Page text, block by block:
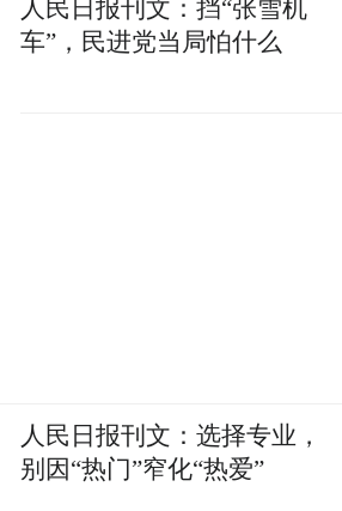
人民日报刊文：挡“张雪机
车”，民进党当局怕什么
人民日报刊文：选择专业，
别因“热门”窄化“热爱”